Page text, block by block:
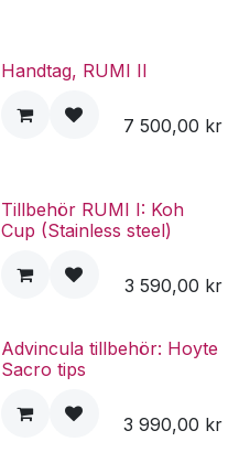
Handtag, RUMI II
7 500,00 kr
Tillbehör RUMI I: Koh
Cup (Stainless steel)
3 590,00 kr
Advincula tillbehör: Hoyte
Sacro tips
3 990,00 kr